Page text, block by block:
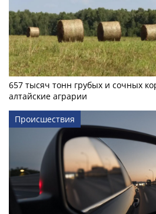
657 тысяч тонн грубых и сочных
алтайские аграрии
Происшествия